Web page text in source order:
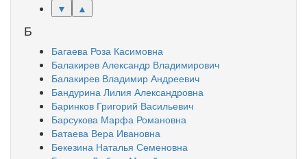
▼
▲
Б
Багаева Роза Касимовна
Балакирев Александр Владимирович
Балакирев Владимир Андреевич
Бандурина Лилия Александровна
Баринков Григорий Васильевич
Барсукова Марфа Романовна
Батаева Вера Ивановна
Бекезина Наталья Семеновна